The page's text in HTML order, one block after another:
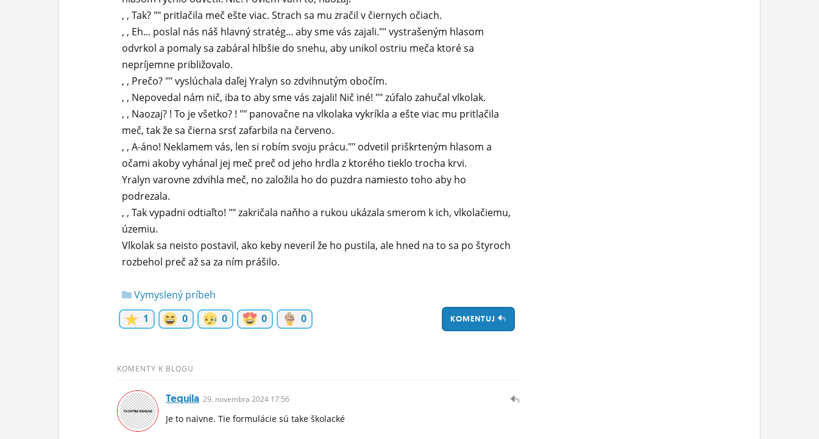
, , Tak? "" pritlačila meč ešte viac. Strach sa mu zračil v čiernych očiach.
, , Eh... poslal nás náš hlavný stratég... aby sme vás zajali."" vystrašeným hlasom
odvrkol a pomaly sa zabáral hlbšie do snehu, aby unikol ostriu meča ktoré sa
nepríjemne približovalo.
, , Prečo? "" vyslúchala daľej Yralyn so zdvihnutým obočím.
, , Nepovedal nám nič, iba to aby sme vás zajali! Nič iné! "" zúfalo zahučal vlkolak.
, , Naozaj? ! To je všetko? ! "" panovačne na vlkolaka vykríkla a ešte viac mu pritlačila
meč, tak že sa čierna srsť zafarbila na červeno.
, , A-áno! Neklamem vás, len si robím svoju prácu."" odvetil priškrteným hlasom a
očami akoby vyhánal jej meč preč od jeho hrdla z ktorého tieklo trocha krvi.
Yralyn varovne zdvihla meč, no založila ho do puzdra namiesto toho aby ho
podrezala.
, , Tak vypadni odtiaľto! "" zakričala naňho a rukou ukázala smerom k ich, vlkolačiemu,
územiu.
Vlkolak sa neisto postavil, ako keby neveril že ho pustila, ale hned na to sa po štyroch
rozbehol preč až sa za ním prášilo.
Vymyslený príbeh
1
0 0 0 0 KOMENTUJ
KOMENTY K BLOGU
Tequila 29. novembra 2024 17:56
Je to naivne. Tie formulácie sú take školacké